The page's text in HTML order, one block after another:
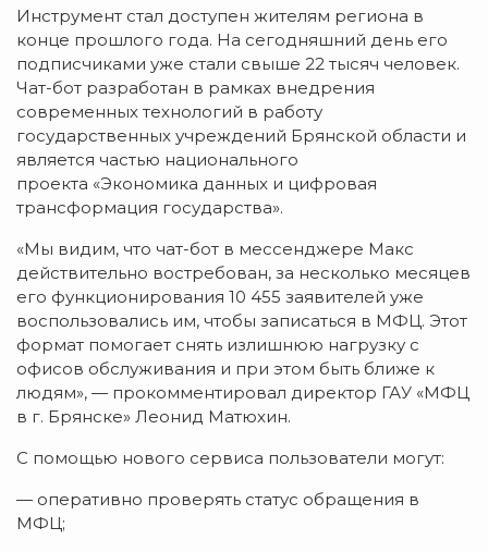
Инструмент стал доступен жителям региона в
конце прошлого года. На сегодняшний день его
подписчиками уже стали свыше 22 тысяч человек.
Чат-бот разработан в рамках внедрения
современных технологий в работу
государственных учреждений Брянской области и
является частью национального
проекта «Экономика данных и цифровая
трансформация государства».
«Мы видим, что чат-бот в мессенджере Макс
действительно востребован, за несколько месяцев
его функционирования 10 455 заявителей уже
воспользовались им, чтобы записаться в МФЦ. Этот
формат помогает снять излишнюю нагрузку с
офисов обслуживания и при этом быть ближе к
людям», — прокомментировал директор ГАУ «МФЦ
в г. Брянске» Леонид Матюхин.
С помощью нового сервиса пользователи могут:
— оперативно проверять статус обращения в
МФЦ;